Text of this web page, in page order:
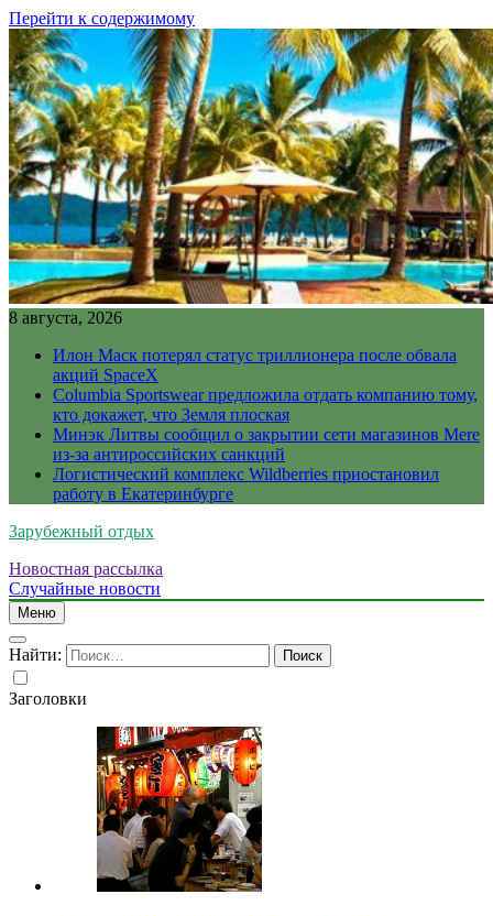
Перейти к содержимому
8 августа, 2026
Илон Маск потерял статус триллионера после обвала
акций SpaceX
Columbia Sportswear предложила отдать компанию тому,
кто докажет, что Земля плоская
Минэк Литвы сообщил о закрытии сети магазинов Mere
из-за антироссийских санкций
Логистический комплекс Wildberries приостановил
работу в Екатеринбурге
Зарубежный отдых
Новостная рассылка
Случайные новости
Меню
Найти:
Заголовки